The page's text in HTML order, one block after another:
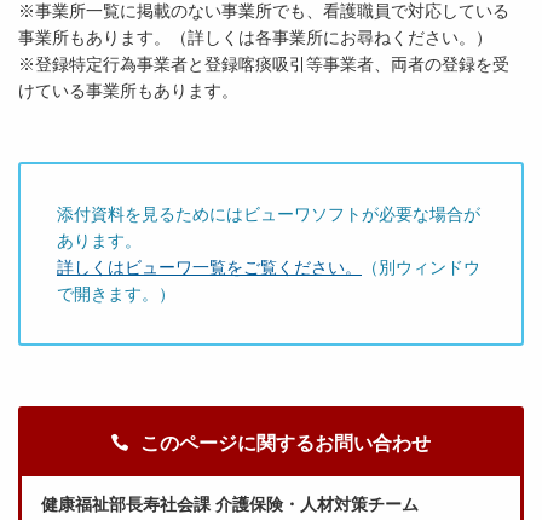
※事業所一覧に掲載のない事業所でも、看護職員で対応している
事業所もあります。（詳しくは各事業所にお尋ねください。）
※登録特定行為事業者と登録喀痰吸引等事業者、両者の登録を受
けている事業所もあります。
添付資料を見るためにはビューワソフトが必要な場合が
あります。
詳しくはビューワ一覧をご覧ください。
（別ウィンドウ
で開きます。）
このページに関するお問い合わせ
健康福祉部長寿社会課 介護保険・人材対策チーム